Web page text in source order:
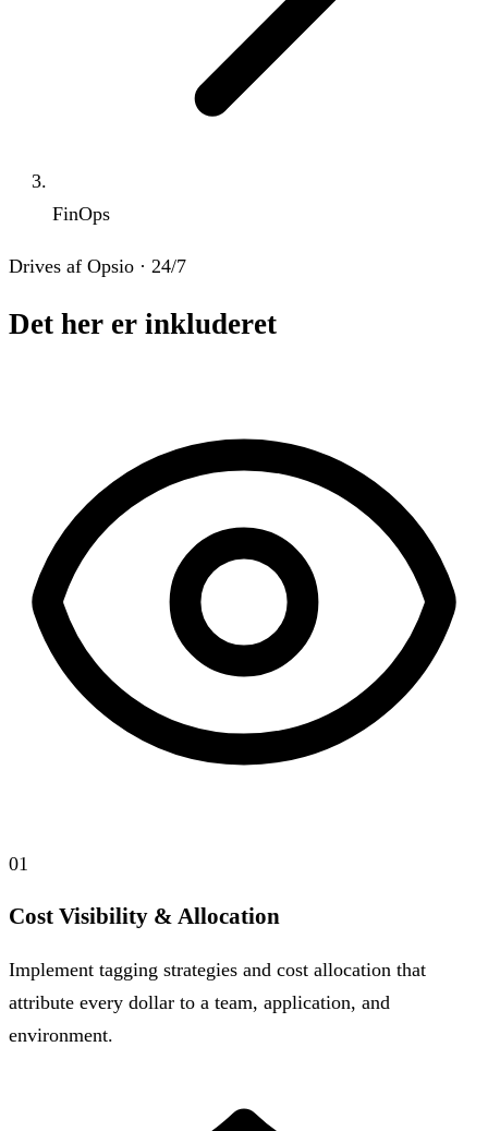
FinOps
Drives af Opsio · 24/7
Det her er inkluderet
01
Cost Visibility & Allocation
Implement tagging strategies and cost allocation that
attribute every dollar to a team, application, and
environment.